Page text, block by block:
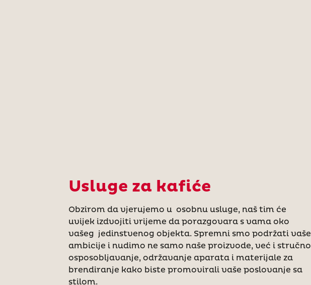
Usluge za kafiće
Obzirom da vjerujemo u osobnu usluge, naš tim će
uvijek izdvojiti vrijeme da porazgovara s vama oko
vašeg jedinstvenog objekta. Spremni smo podržati vaše
ambicije i nudimo ne samo naše proizvode, već i stručno
osposobljavanje, održavanje aparata i materijale za
brendiranje kako biste promovirali vaše poslovanje sa
stilom.